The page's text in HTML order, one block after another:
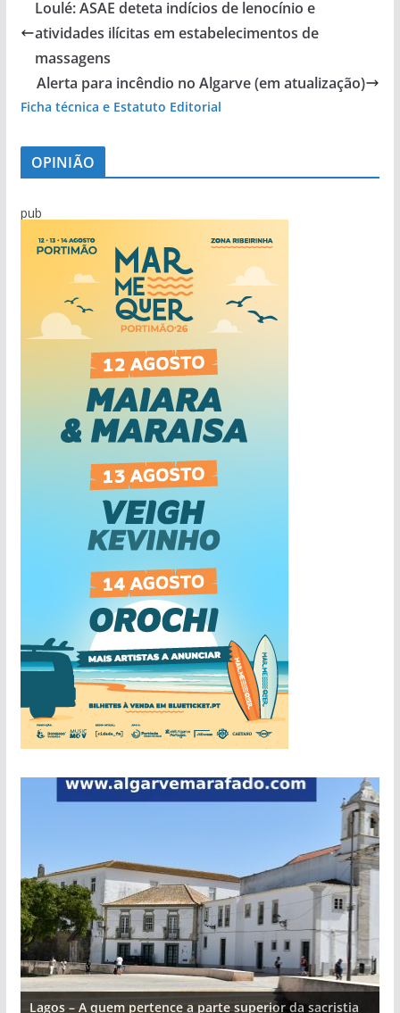
Loulé: ASAE deteta indícios de lenocínio e
atividades ilícitas em estabelecimentos de
massagens
Alerta para incêndio no Algarve (em atualização)
Ficha técnica e Estatuto Editorial
OPINIÃO
pub
Lagos – A quem pertence a parte superior da sacristia